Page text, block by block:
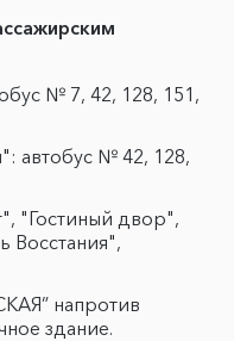
№ 7, 42, 128, 151,
автобус № 42, 128,
"Гостиный двор",
Восстания",
напротив
здание.